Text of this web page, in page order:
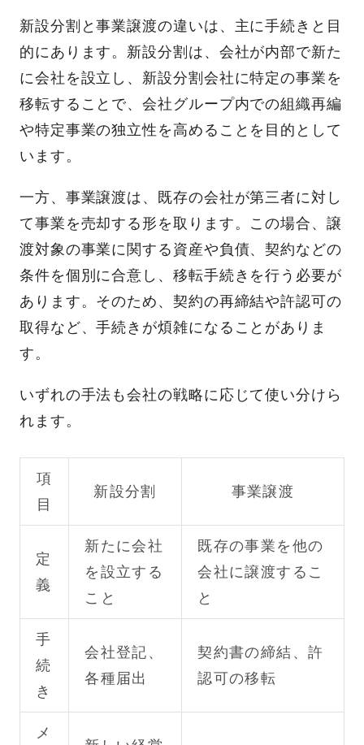
新設分割と事業譲渡の違いは、主に手続きと目
的にあります。新設分割は、会社が内部で新た
に会社を設立し、新設分割会社に特定の事業を
移転することで、会社グループ内での組織再編
や特定事業の独立性を高めることを目的として
います。
一方、事業譲渡は、既存の会社が第三者に対し
て事業を売却する形を取ります。この場合、譲
渡対象の事業に関する資産や負債、契約などの
条件を個別に合意し、移転手続きを行う必要が
あります。そのため、契約の再締結や許認可の
取得など、手続きが煩雑になることがありま
す。
いずれの手法も会社の戦略に応じて使い分けら
れます。
項
目
新設分割 事業譲渡
定
義
新たに会社
を設立する
こと
既存の事業を他の
会社に譲渡するこ
と
手
続
き
会社登記、
各種届出
契約書の締結、許
認可の移転
メ